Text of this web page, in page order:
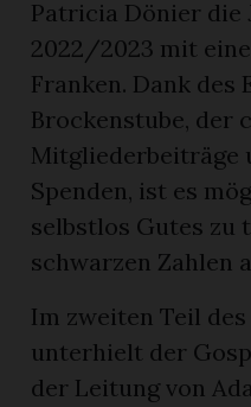
Patricia Dönier die
2022/2023 mit
Franken. Dank des
Brockenstube, der
Mitgliederbeiträge
Spenden, ist es
selbstlos Gutes zu
schwarzen Zahlen
Im zweiten Teil
unterhielt der
der Leitung von